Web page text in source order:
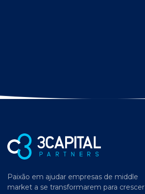
Paixão em ajudar empresas de middle
market a se transformarem para crescer